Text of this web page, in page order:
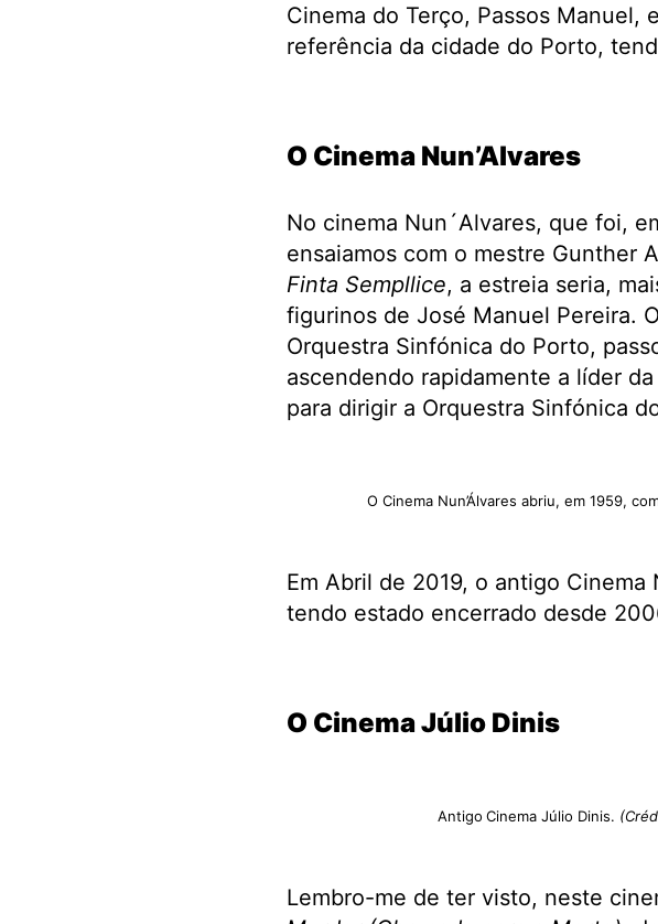
Cinema do Terço, Passos Manuel,
referência da cidade do Porto,
O Cinema Nun’Alvares
No cinema Nun´Alvares, que foi,
ensaiamos com o mestre Gunther
Finta Sempllice, a estreia seria,
figurinos de José Manuel Pereira.
Orquestra Sinfónica do Porto,
ascendendo rapidamente a líder
para dirigir a Orquestra Sinfónica
O Cinema Nun’Álvares abriu, em 1959,
Em Abril de 2019, o antigo Cinema
tendo estado encerrado desde
O Cinema Júlio Dinis
Antigo Cinema Júlio Dinis.
Lembro-me de ter visto, neste